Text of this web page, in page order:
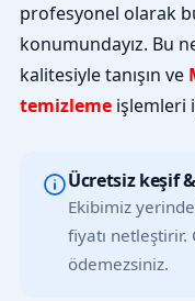
profesyonel olarak
konumundayız. Bu
kalitesiyle tanışın ve
temizlemeişlemleri
Ücretsiz keşif
Ekibimiz
fiyatı netleştirir.
ödemezsiniz.